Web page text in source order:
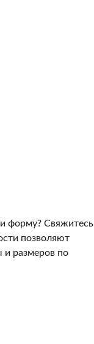
форму? Свяжитесь
позволяют
и размеров по